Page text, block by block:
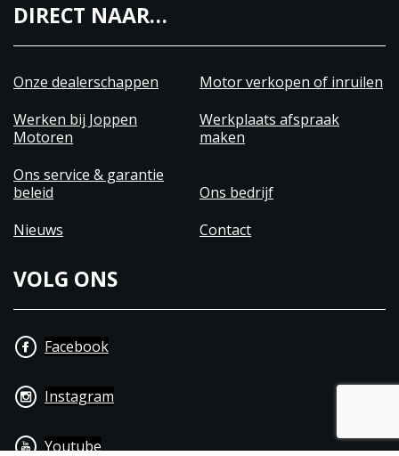
DIRECT NAAR…
Onze dealerschappen
Motor verkopen of inruilen
Werken bij Joppen
Motoren
Werkplaats afspraak
maken
Ons service & garantie
beleid
Ons bedrijf
Nieuws
Contact
VOLG ONS
Facebook
Instagram
Youtube